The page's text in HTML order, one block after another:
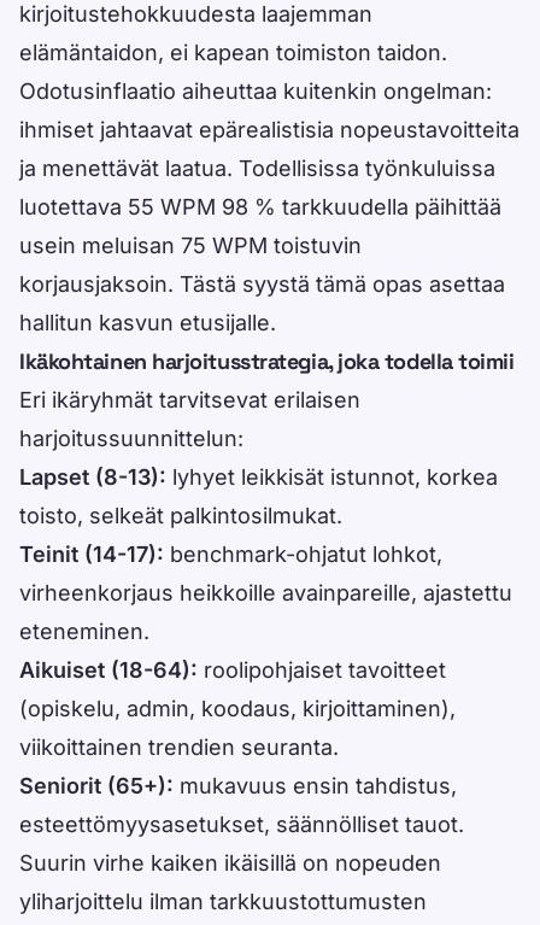
kirjoitustehokkuudesta laajemman
elämäntaidon, ei kapean toimiston taidon.
Odotusinflaatio aiheuttaa kuitenkin ongelman:
ihmiset jahtaavat epärealistisia nopeustavoitteita
ja menettävät laatua. Todellisissa työnkuluissa
luotettava 55 WPM 98 % tarkkuudella päihittää
usein meluisan 75 WPM toistuvin
korjausjaksoin. Tästä syystä tämä opas asettaa
hallitun kasvun etusijalle.
Ikäkohtainen harjoitusstrategia, joka todella toimii
Eri ikäryhmät tarvitsevat erilaisen
harjoitussuunnittelun:
Lapset (8-13): lyhyet leikkisät istunnot, korkea
toisto, selkeät palkintosilmukat.
Teinit (14-17): benchmark-ohjatut lohkot,
virheenkorjaus heikkoille avainpareille, ajastettu
eteneminen.
Aikuiset (18-64): roolipohjaiset tavoitteet
(opiskelu, admin, koodaus, kirjoittaminen),
viikoittainen trendien seuranta.
Seniorit (65+): mukavuus ensin tahdistus,
esteettömyysasetukset, säännölliset tauot.
Suurin virhe kaiken ikäisillä on nopeuden
yliharjoittelu ilman tarkkuustottumusten